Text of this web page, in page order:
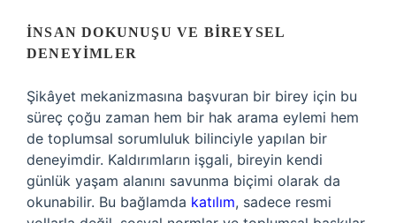
İNSAN DOKUNUŞU VE BIREYSEL
DENEYIMLER
Şikâyet mekanizmasına başvuran bir birey için bu
süreç çoğu zaman hem bir hak arama eylemi hem
de toplumsal sorumluluk bilinciyle yapılan bir
deneyimdir. Kaldırımların işgali, bireyin kendi
günlük yaşam alanını savunma biçimi olarak da
okunabilir. Bu bağlamda katılım, sadece resmi